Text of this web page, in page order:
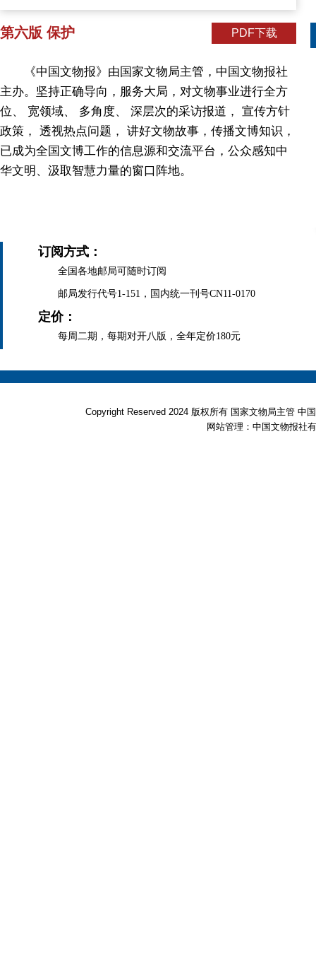
第六版 保护 PDF下载
《中国文物报》由国家文物局主管，中国文物报社
主办。坚持正确导向，服务大局，对文物事业进行全方
位、 宽领域、 多角度、 深层次的采访报道， 宣传方针
政策， 透视热点问题， 讲好文物故事，传播文博知识，
已成为全国文博工作的信息源和交流平台，公众感知中
华文明、汲取智慧力量的窗口阵地。
订阅方式：
全国各地邮局可随时订阅
邮局发行代号1-151，国内统一刊号CN11-0170
定价：
每周二期，每期对开八版，全年定价180元
Copyright Reserved 2024 版权所有 国家文物局主管
网站管理：中国文物报社